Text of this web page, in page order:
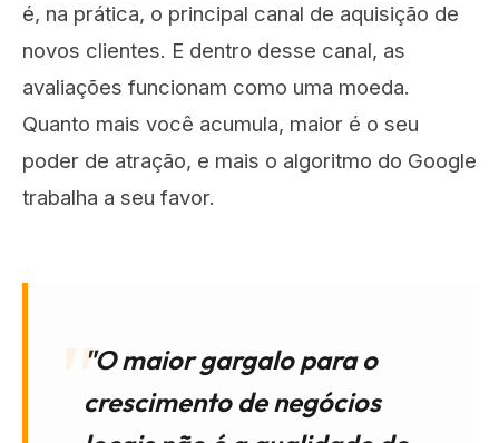
é, na prática, o principal canal de aquisição de
novos clientes. E dentro desse canal, as
avaliações funcionam como uma moeda.
Quanto mais você acumula, maior é o seu
poder de atração, e mais o algoritmo do Google
trabalha a seu favor.
"O maior gargalo para o
crescimento de negócios